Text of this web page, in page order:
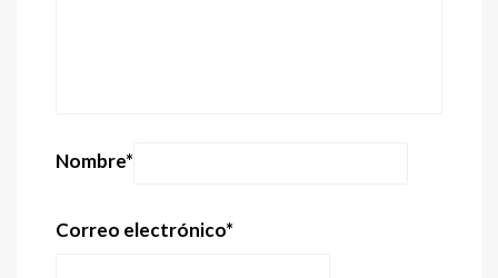
Nombre*
Correo electrónico*